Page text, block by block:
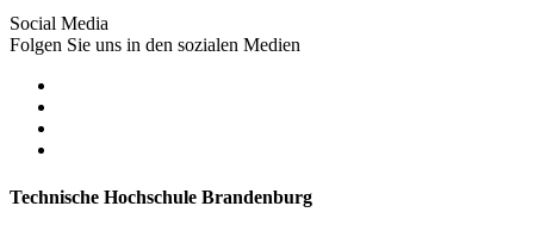
Social Media
Folgen Sie uns in den sozialen Medien
Technische Hochschule Brandenburg